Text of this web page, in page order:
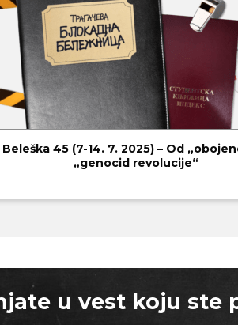
Beleška 45 (7-14. 7. 2025) – Оd
„genocid revolucije“
u vest koju ste